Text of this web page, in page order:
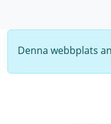
Denna webbplats